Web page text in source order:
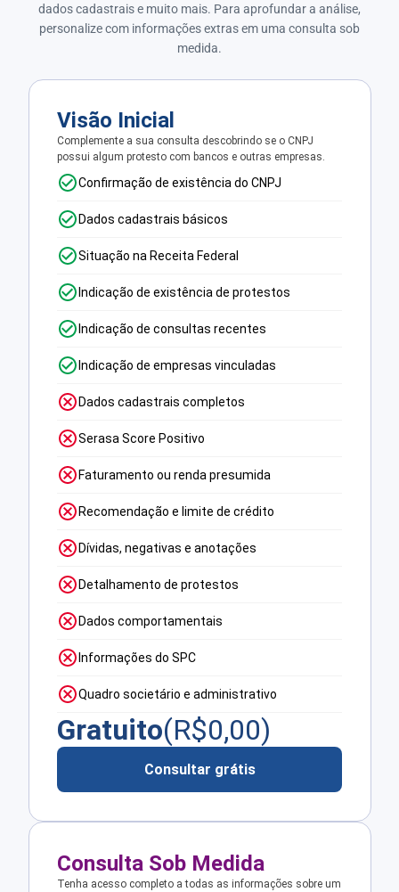
dados cadastrais e muito mais. Para aprofundar a análise,
personalize com informações extras em uma consulta sob
medida.
Visão Inicial
Complemente a sua consulta descobrindo se o CNPJ
possui algum protesto com bancos e outras empresas.
Confirmação de existência do CNPJ
Dados cadastrais básicos
Situação na Receita Federal
Indicação de existência de protestos
Indicação de consultas recentes
Indicação de empresas vinculadas
Dados cadastrais completos
Serasa Score Positivo
Faturamento ou renda presumida
Recomendação e limite de crédito
Dívidas, negativas e anotações
Detalhamento de protestos
Dados comportamentais
Informações do SPC
Quadro societário e administrativo
Gratuito(R$0,00)
Consultar grátis
Consulta Sob Medida
Tenha acesso completo a todas as informações sobre um